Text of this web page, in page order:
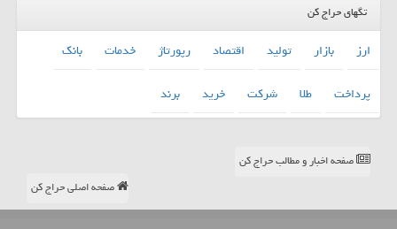
تگهای حراج کن
ارز بازار تولید اقتصاد رپورتاژ خدمات
بانك
پرداخت
طلا شركت خرید برند
صفحه اخبار و مطالب حراج کن
صفحه اصلی حراج کن